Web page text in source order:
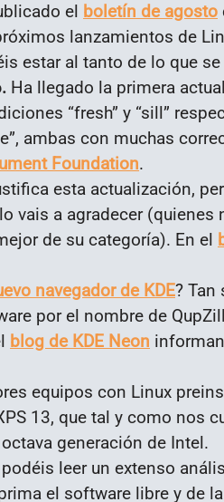
el boletín de agosto
lanzamientos de
estar al tanto de lo que
Ha llegado la primera
“fresh” y “sill”
ambas con muchas
Foundation.
esta actualización,
vais a agradecer (quienes
de su categoría). En el
navegador de KDE? Tan
por el nombre de
blog de KDE Neon
equipos con Linux
13, que tal y como nos
generación de Intel.
podéis leer un extenso
el software libre y de